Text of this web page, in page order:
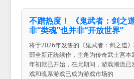
不蹭热度！ 《鬼武者：剑之
非“类魂”也并非“开放世界”
将于2026年发售的《鬼武者：剑之道
部全新正统续作，主角为传奇武士宫
年初就已开始，在此期间，游戏潮流
戏和魂系游戏已成为游戏市场的